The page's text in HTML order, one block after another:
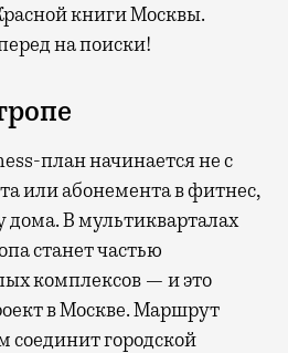
книги Москвы.
на поиски!
план начинается не с
или абонемента в фитнес,
дома. В мультикварталах
станет частью
комплексов — и это
в Москве. Маршрут
соединит городской